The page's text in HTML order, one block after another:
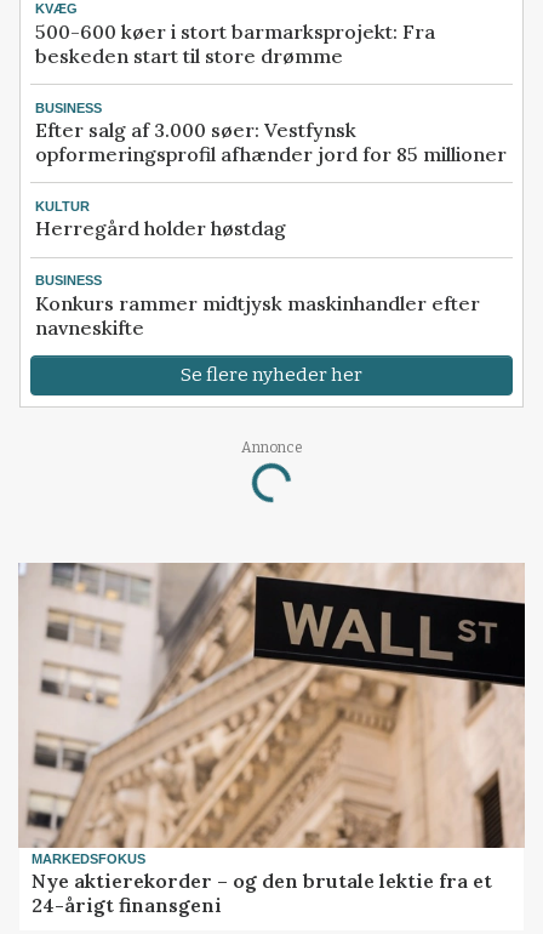
KVÆG
500-600 køer i stort barmarksprojekt: Fra
beskeden start til store drømme
BUSINESS
Efter salg af 3.000 søer: Vestfynsk
opformeringsprofil afhænder jord for 85 millioner
KULTUR
Herregård holder høstdag
BUSINESS
Konkurs rammer midtjysk maskinhandler efter
navneskifte
Se flere nyheder her
Annonce
Loading...
MARKEDSFOKUS
Nye aktierekorder – og den brutale lektie fra et
24-årigt finansgeni